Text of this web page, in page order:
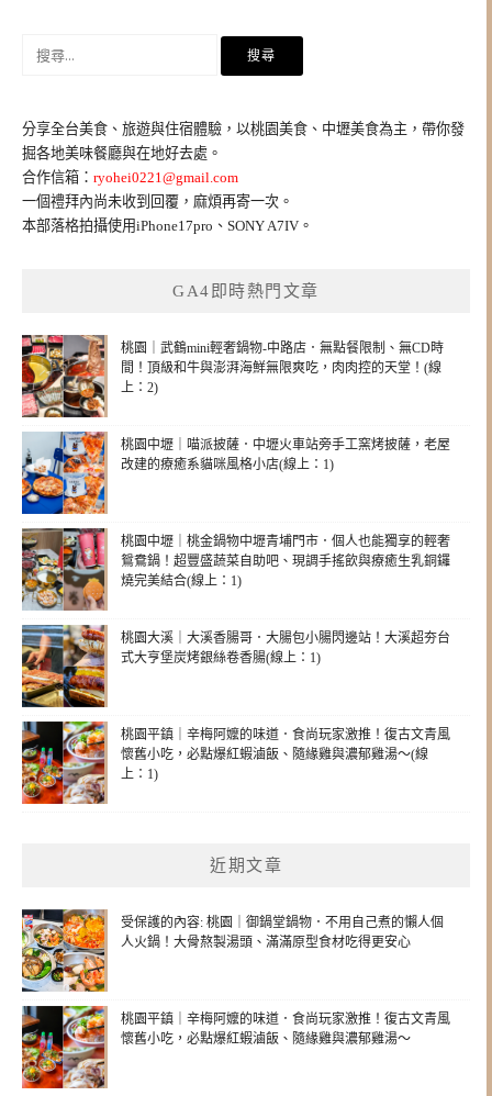
字:
分享全台美食、旅遊與住宿體驗，以桃園美食、中壢美食為主，帶你發
掘各地美味餐廳與在地好去處。
合作信箱： ryohei0221@gmail.com
一個禮拜內尚未收到回覆，麻煩再寄一次。
本部落格拍攝使用iPhone17pro、SONY A7IV。
GA4即時熱門文章
桃園｜武鶴mini輕奢鍋物-中路店．無點餐限制、無CD時
間！頂級和牛與澎湃海鮮無限爽吃，肉肉控的天堂！(線
上：2)
桃園中壢｜喵派披薩．中壢火車站旁手工窯烤披薩，老屋
改建的療癒系貓咪風格小店(線上：1)
桃園中壢｜桃金鍋物中壢青埔門市．個人也能獨享的輕奢
鴛鴦鍋！超豐盛蔬菜自助吧、現調手搖飲與療癒生乳銅鑼
燒完美結合(線上：1)
桃園大溪｜大溪香腸哥．大腸包小腸閃邊站！大溪超夯台
式大亨堡炭烤銀絲卷香腸(線上：1)
桃園平鎮｜辛梅阿嬤的味道．食尚玩家激推！復古文青風
懷舊小吃，必點爆紅蝦滷飯、隨緣雞與濃郁雞湯～(線
上：1)
近期文章
受保護的內容: 桃園｜御鍋堂鍋物．不用自己煮的懶人個
人火鍋！大骨熬製湯頭、滿滿原型食材吃得更安心
桃園平鎮｜辛梅阿嬤的味道．食尚玩家激推！復古文青風
懷舊小吃，必點爆紅蝦滷飯、隨緣雞與濃郁雞湯～